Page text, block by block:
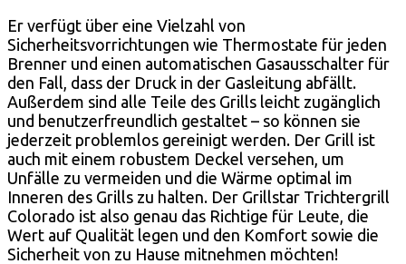
Er verfügt über eine Vielzahl von
Sicherheitsvorrichtungen wie Thermostate für jeden
Brenner und einen automatischen Gasausschalter für
den Fall, dass der Druck in der Gasleitung abfällt.
Außerdem sind alle Teile des Grills leicht zugänglich
und benutzerfreundlich gestaltet – so können sie
jederzeit problemlos gereinigt werden. Der Grill ist
auch mit einem robustem Deckel versehen, um
Unfälle zu vermeiden und die Wärme optimal im
Inneren des Grills zu halten. Der Grillstar Trichtergrill
Colorado ist also genau das Richtige für Leute, die
Wert auf Qualität legen und den Komfort sowie die
Sicherheit von zu Hause mitnehmen möchten!